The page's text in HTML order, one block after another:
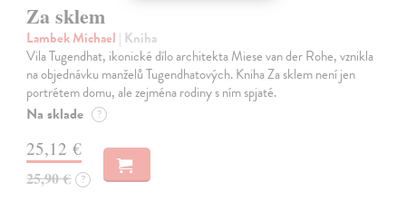
Za sklem
Lambek Michael | Kniha
Vila Tugendhat, ikonické dílo architekta Miese van der Rohe, vznikla
na objednávku manželů Tugendhatových. Kniha Za sklem není jen
portrétem domu, ale zejména rodiny s ním spjaté.
Na sklade ?
25,12 €
25,90 € ?